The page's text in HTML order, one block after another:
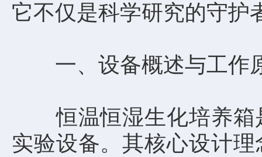
它不仅是科学研究的守护
一、设备概述与工作
恒温恒湿生化培养箱
实验设备。其核心设计